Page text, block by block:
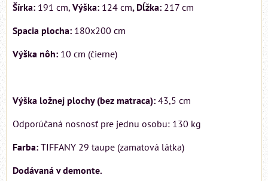
Šírka: 191 cm, Výška: 124 cm, Dĺžka: 217 cm
Spacia plocha: 180x200 cm
Výška nôh: 10 cm (čierne)
Výška ložnej plochy (bez matraca): 43,5 cm
Odporúčaná nosnosť pre jednu osobu: 130 kg
Farba: TIFFANY 29 taupe (zamatová látka)
Dodávaná v demonte.